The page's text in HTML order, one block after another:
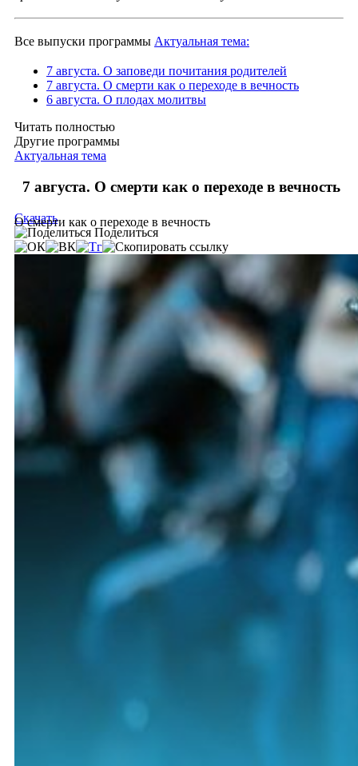
Все выпуски программы Актуальная тема:
7 августа. О заповеди почитания родителей
7 августа. О смерти как о переходе в вечность
6 августа. О плодах молитвы
Читать полностью
Другие программы
Актуальная тема
7 августа. О смерти как о переходе в вечность
О смерти как о переходе в вечность
Скачать
Поделиться